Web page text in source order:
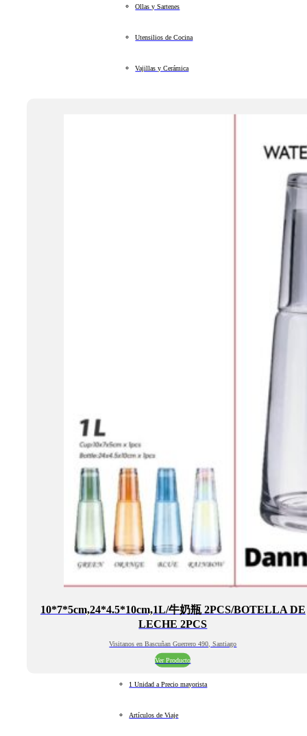
Ollas y Sartenes
Utensilios de Cocina
Vajillas y Cerámica
10*7*5cm,24*4.5*10cm,1L/牛奶瓶 2PCS/BOTELLA DE
LECHE 2PCS
Visitanos en Bascuñan Guerrero 490, Santiago
Ver Producto
1 Unidad a Precio mayorista
Artículos de Viaje